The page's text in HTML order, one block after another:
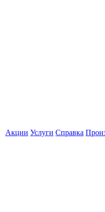
Акции Услуги Справка